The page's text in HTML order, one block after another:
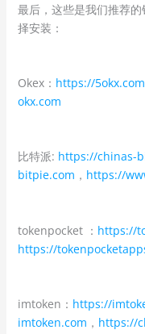
最后，这些是我们推荐
择安装：
Okex： https://5okx.com
okx.com
比特派: https://chinas-
bitpie.com ， https://
tokenpocket ： https://
https://
imtoken： https://
imtoken.com ， https://